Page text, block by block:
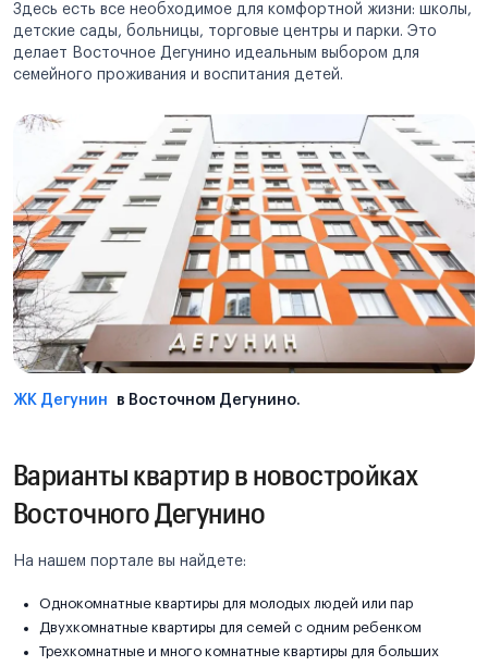
Здесь есть все необходимое для комфортной жизни: школы,
детские сады, больницы, торговые центры и парки. Это
делает Восточное Дегунино идеальным выбором для
семейного проживания и воспитания детей.
ЖК Дегунин в Восточном Дегунино.
Варианты квартир в новостройках
Восточного Дегунино
На нашем портале вы найдете:
Однокомнатные квартиры для молодых людей или пар
Двухкомнатные квартиры для семей с одним ребенком
Трехкомнатные и много комнатные квартиры для больших